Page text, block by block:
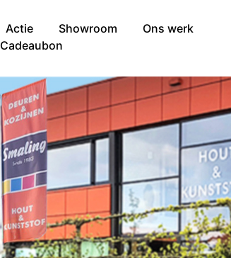
Actie Showroom
Ons werk
Cadeaubon